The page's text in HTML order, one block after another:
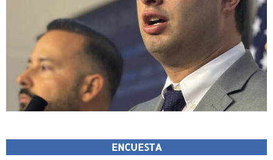
ENCUESTA